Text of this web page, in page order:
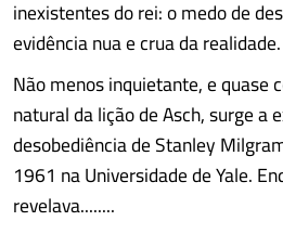
inexistentes do rei: o medo de
evidência nua e crua da realidade.
Não menos inquietante, e quase
natural da lição de Asch, surge a
desobediência de Stanley
1961 na Universidade de Yale.
revelava........